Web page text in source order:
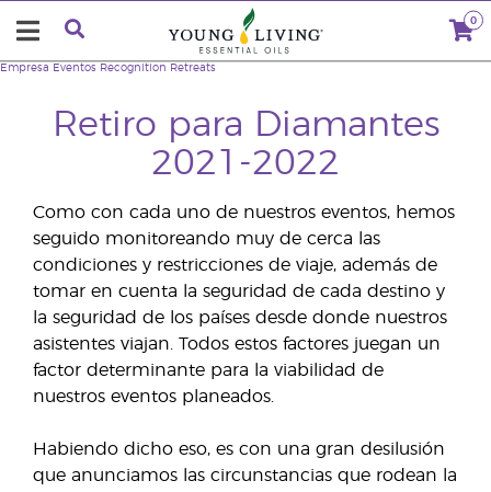
0
Empresa Eventos Recognition Retreats
Retiro para Diamantes
2021-2022
Como con cada uno de nuestros eventos, hemos
seguido monitoreando muy de cerca las
condiciones y restricciones de viaje, además de
tomar en cuenta la seguridad de cada destino y
la seguridad de los países desde donde nuestros
asistentes viajan. Todos estos factores juegan un
factor determinante para la viabilidad de
nuestros eventos planeados.
Habiendo dicho eso, es con una gran desilusión
que anunciamos las circunstancias que rodean la